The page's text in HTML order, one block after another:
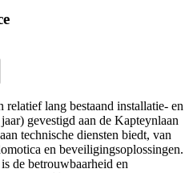
lang bestaand installatie‑ en
gevestigd aan de Kapteynlaan
technische diensten biedt, van
en beveiligingsoplossingen.
de betrouwbaarheid en